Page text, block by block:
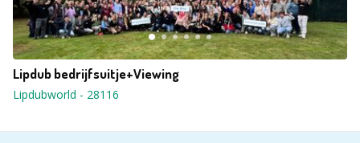
Lipdub bedrijfsuitje+Viewing
Lipdubworld - 28116